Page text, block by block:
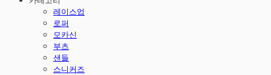
레이스업
로퍼
모카신
부츠
샌들
스니커즈